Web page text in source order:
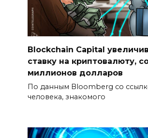
Blockchain Capital
ставку на криптовалюту,
миллионов долларов
По данным Bloomberg со
человека, знакомого